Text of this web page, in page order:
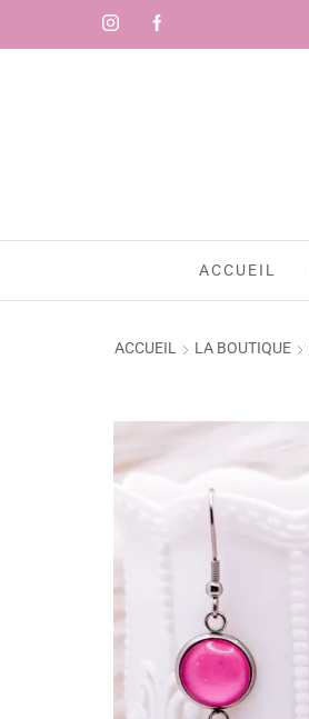
ACCUEIL
ACCUEIL LA BOUTIQUE